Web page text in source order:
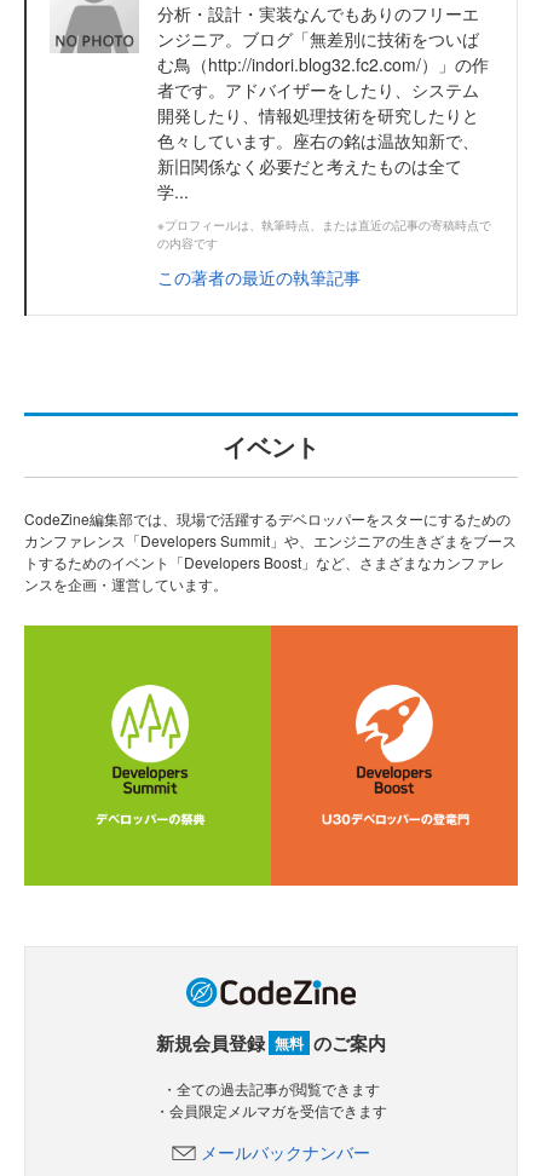
分析・設計・実装なんでもありのフリーエ
ンジニア。ブログ「無差別に技術をついば
む鳥（http://indori.blog32.fc2.com/）」の作
者です。アドバイザーをしたり、システム
開発したり、情報処理技術を研究したりと
色々しています。座右の銘は温故知新で、
新旧関係なく必要だと考えたものは全て
学...
※プロフィールは、執筆時点、または直近の記事の寄稿時点で
の内容です
この著者の最近の執筆記事
イベント
CodeZine編集部では、現場で活躍するデベロッパーをスターにするための
カンファレンス「Developers Summit」や、エンジニアの生きざまをブース
トするためのイベント「Developers Boost」など、さまざまなカンファレ
ンスを企画・運営しています。
新規会員登録 無料 のご案内
・全ての過去記事が閲覧できます
・会員限定メルマガを受信できます
メールバックナンバー